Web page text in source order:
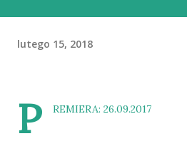
lutego 15, 2018
P REMIERA: 26.09.2017